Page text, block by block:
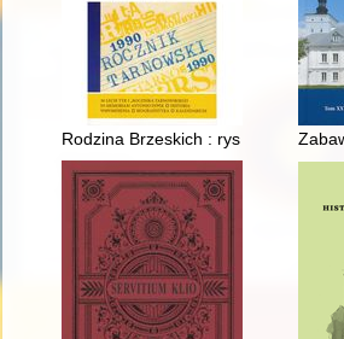
Rodzina Brzeskich : rys